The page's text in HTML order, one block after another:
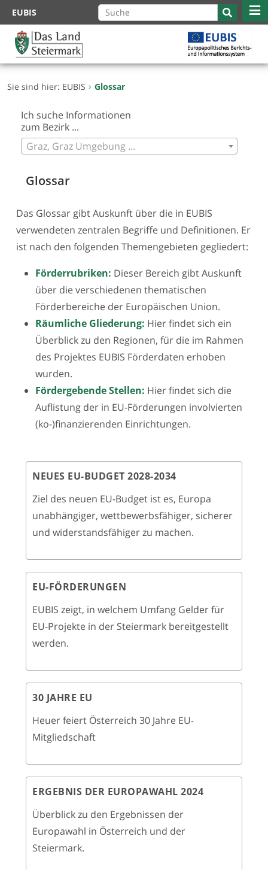
Zum
Inhalt
springen
EUBIS
Sie sind hier: EUBIS Glossar
Ich suche Informationen
zum Bezirk ...
Graz, Graz Umgebung ...
Glossar
Das Glossar gibt Auskunft über die in EUBIS
verwendeten zentralen Begriffe und Definitionen. Er
ist nach den folgenden Themengebieten gegliedert:
Förderrubriken: Dieser Bereich gibt Auskunft
über die verschiedenen thematischen
Förderbereiche der Europäischen Union.
Räumliche Gliederung: Hier findet sich ein
Überblick zu den Regionen, für die im Rahmen
des Projektes EUBIS Förderdaten erhoben
wurden.
Fördergebende Stellen: Hier findet sich die
Auflistung der in EU-Förderungen involvierten
(ko-)finanzierenden Einrichtungen.
NEUES EU-BUDGET 2028-2034
Ziel des neuen EU-Budget ist es, Europa
unabhängiger, wettbewerbsfähiger, sicherer
und widerstandsfähiger zu machen.
EU-FÖRDERUNGEN
EUBIS zeigt, in welchem Umfang Gelder für
EU-Projekte in der Steiermark bereitgestellt
werden.
30 JAHRE EU
Heuer feiert Österreich 30 Jahre EU-
Mitgliedschaft
ERGEBNIS DER EUROPAWAHL 2024
Überblick zu den Ergebnissen der
Europawahl in Österreich und der
Steiermark.